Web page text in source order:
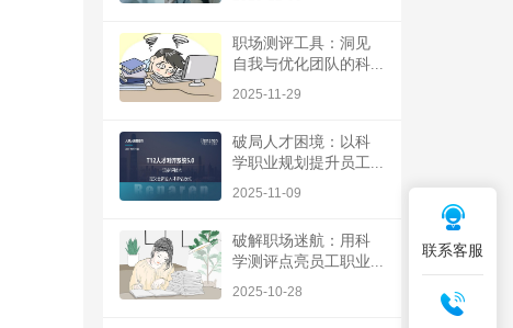
职场测评工具：洞见
自我与优化团队的科...
2025-11-29
破局人才困境：以科
学职业规划提升员工...
2025-11-09
破解职场迷航：用科
学测评点亮员工职业...
2025-10-28
联系客服